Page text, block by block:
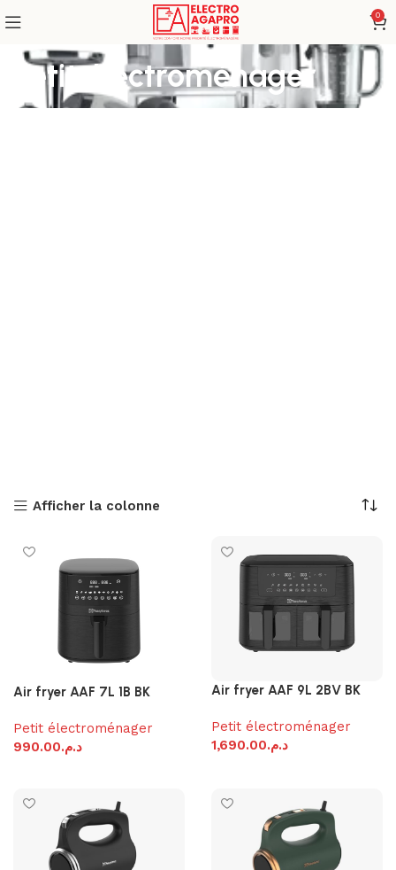
0
Petit électroménager
Afficher la colonne
Air fryer AAF 7L 1B BK
Petit électroménager
د.م.990.00
Air fryer AAF 9L 2BV BK
Petit électroménager
د.م.1,690.00